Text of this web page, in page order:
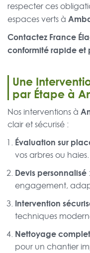
respecter ces
espaces verts à
Contactez France
conformité rapide et
Une
par Étape à
Nos interventions à
clair et sécurisé :
Évaluation sur
vos arbres ou haies.
Devis personnalisé
engagement,
Intervention
techniques
Nettoyage complet
pour un chantier